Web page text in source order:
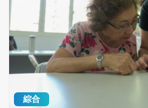
年輕創作藝人自彈自唱，
公園的觀眾提前暖身，帶
多樣的農村特色文化。然
遷，農村文化與產業逐漸
過農村再生，讓農村社區
望透過舉辦在地特色活動
地，讓年輕一代了解並珍
發他們對故鄉的認同感
鄉發展，推動農村的永續
多的經濟效益。 農業局代理局長陳仲杰強調，
每年農業局與農業部農村
綜合